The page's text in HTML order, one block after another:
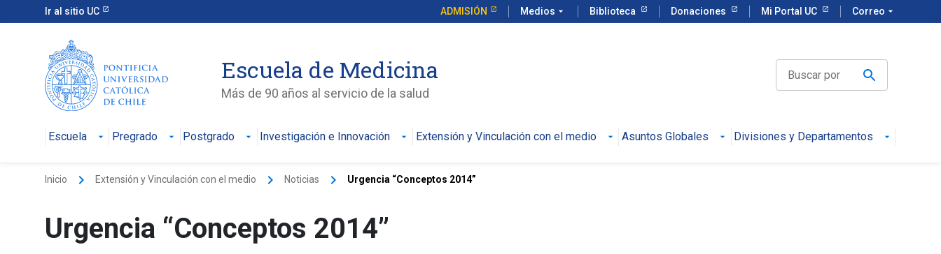
Ir al sitio UC ADMISIÓN Medios arrow_drop_down Biblioteca Donaciones Mi Portal UC Correo arrow_drop_down
Escuela de Medicina
Más de 90 años al servicio de la salud
Escuela Pregrado Postgrado Investigación e Innovación Extensión y Vinculación con el medio Asuntos Globales Divisiones y Departamentos
Inicio keyboard_arrow_right Extensión y Vinculación con el medio keyboard_arrow_right Noticias keyboard_arrow_right Urgencia “Conceptos 2014”
Urgencia “Conceptos 2014”